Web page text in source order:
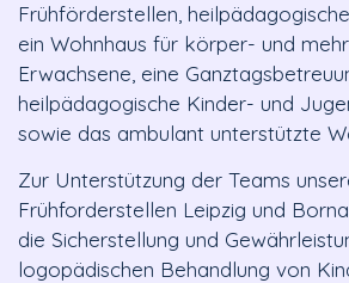
Frühförderstellen,
ein Wohnhaus für körper- und
Erwachsene, eine
heilpädagogische Kinder- und
sowie das ambulant unterstützte
Zur Unterstützung der Teams
Frühforderstellen Leipzig und
die Sicherstellung und
logopädischen Behandlung von